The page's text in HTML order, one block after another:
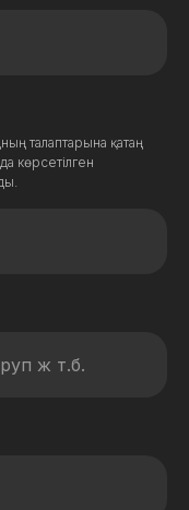
талаптарына қатаң
көрсетілген